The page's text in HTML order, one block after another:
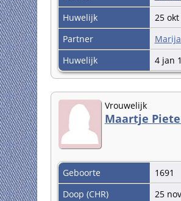
Huwelijk
25
Partner
Huwelijk
4 jan
Vrouwelijk
Maartje
Geboorte 1691
Doop (CHR)
25